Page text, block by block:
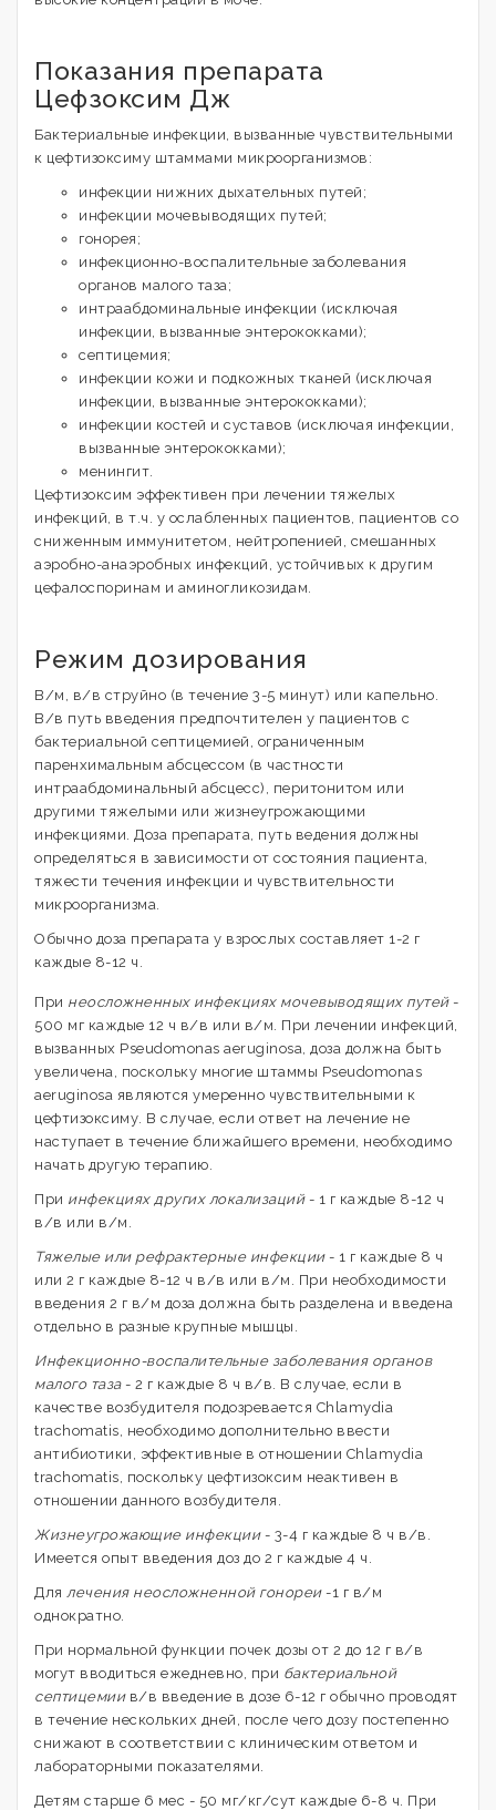
Показания препарата
Цефзоксим Дж
Бактериальные инфекции, вызванные чувствительными
к цефтизоксиму штаммами микроорганизмов:
инфекции нижних дыхательных путей;
инфекции мочевыводящих путей;
гонорея;
инфекционно-воспалительные заболевания
органов малого таза;
интраабдоминальные инфекции (исключая
инфекции, вызванные энтерококками);
септицемия;
инфекции кожи и подкожных тканей (исключая
инфекции, вызванные энтерококками);
инфекции костей и суставов (исключая инфекции,
вызванные энтерококками);
менингит.
Цефтизоксим эффективен при лечении тяжелых
инфекций, в т.ч. у ослабленных пациентов, пациентов со
сниженным иммунитетом, нейтропенией, смешанных
аэробно-анаэробных инфекций, устойчивых к другим
цефалоспоринам и аминогликозидам.
Режим дозирования
В/м, в/в струйно (в течение 3-5 минут) или капельно.
В/в путь введения предпочтителен у пациентов с
бактериальной септицемией, ограниченным
паренхимальным абсцессом (в частности
интраабдоминальный абсцесс), перитонитом или
другими тяжелыми или жизнеугрожающими
инфекциями. Доза препарата, путь ведения должны
определяться в зависимости от состояния пациента,
тяжести течения инфекции и чувствительности
микроорганизма.
Обычно доза препарата у взрослых составляет 1-2 г
каждые 8-12 ч.
При неосложненных инфекциях мочевыводящих путей-
500 мг каждые 12 ч в/в или в/м. При лечении инфекций,
вызванных Pseudomonas aeruginosa, доза должна быть
увеличена, поскольку многие штаммы Pseudomonas
aeruginosa являются умеренно чувствительными к
цефтизоксиму. В случае, если ответ на лечение не
наступает в течение ближайшего времени, необходимо
начать другую терапию.
При инфекциях других локализаций- 1 г каждые 8-12 ч
в/в или в/м.
Тяжелые или рефрактерные инфекции- 1 г каждые 8 ч
или 2 г каждые 8-12 ч в/в или в/м. При необходимости
введения 2 г в/м доза должна быть разделена и введена
отдельно в разные крупные мышцы.
Инфекционно-воспалительные заболевания органов
малого таза- 2 г каждые 8 ч в/в. В случае, если в
качестве возбудителя подозревается Chlamydia
trachomatis, необходимо дополнительно ввести
антибиотики, эффективные в отношении Chlamydia
trachomatis, поскольку цефтизоксим неактивен в
отношении данного возбудителя.
Жизнеугрожающие инфекции- 3-4 г каждые 8 ч в/в.
Имеется опыт введения доз до 2 г каждые 4 ч.
Для лечения неосложненной гонореи-1 г в/м
однократно.
При нормальной функции почек дозы от 2 до 12 г в/в
могут вводиться ежедневно, при бактериальной
септицемиив/в введение в дозе 6-12 г обычно проводят
в течение нескольких дней, после чего дозу постепенно
снижают в соответствии с клиническим ответом и
лабораторными показателями.
Детям старше 6 мес - 50 мг/кг/сут каждые 6-8 ч. При